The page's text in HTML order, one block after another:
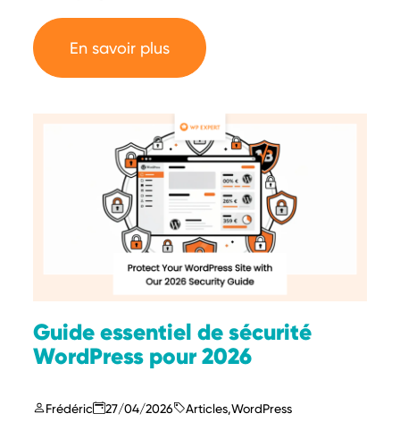
En savoir plus
Guide essentiel de sécurité
WordPress pour 2026
Frédéric 27/04/2026 Articles,WordPress